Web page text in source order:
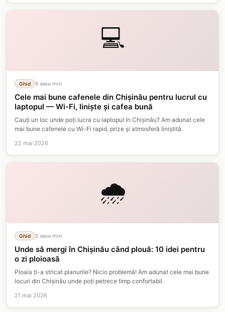
💻
Ghid 6 мин min
Cele mai bune cafenele din Chișinău pentru lucrul cu
laptopul — Wi-Fi, liniște și cafea bună
Cauți un loc unde poți lucra cu laptopul în Chișinău? Am adunat cele
mai bune cafenele cu Wi-Fi rapid, prize și atmosferă liniștită.
22 mai 2026
🌧️
Ghid 5 мин min
Unde să mergi în Chișinău când plouă: 10 idei pentru
o zi ploioasă
Ploaia ți-a stricat planurile? Nicio problemă! Am adunat cele mai bune
locuri din Chișinău unde poți petrece timp confortabil.
21 mai 2026